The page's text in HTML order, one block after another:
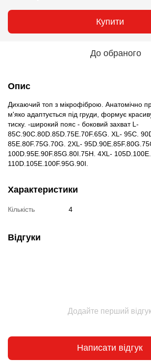
Купити
До обраного
Опис
Дихаючий топ з мікрофіброю. Анатомічно
м'яко адаптується під груди, формує
тиску. -широкий пояс - боковий захват L-
85C.90C.80D.85D.75E.70F.65G. XL- 95C.
85E.80F.75G.70G. 2XL-
100D.95E.90F.85G.80I.75H. 4XL-
110D.105E.100F.95G.90I.
Характеристики
Кількість 4
Відгуки
Додайте перший
Написати відгук